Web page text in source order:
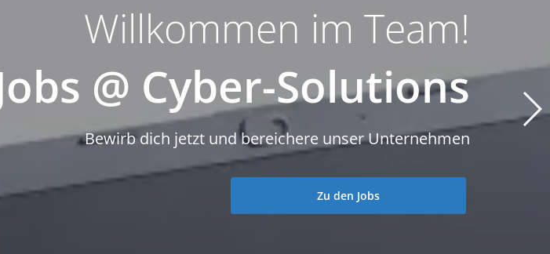
Willkommen im Team!
@ Cyber-Solutions
Bewirb dich jetzt und bereichere unser Unternehmen
Zu den Jobs